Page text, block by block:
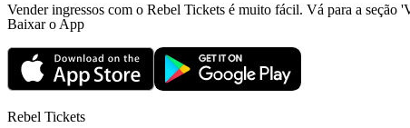
Vender ingressos com o Rebel Tickets é muito fácil. Vá para a seção
Baixar o App
Rebel Tickets